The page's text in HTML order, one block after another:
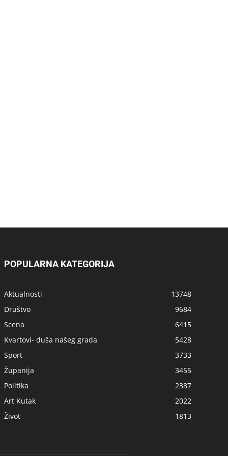
POPULARNA KATEGORIJA
Aktualnosti
13748
Društvo
9684
Scena
6415
Kvartovi- duša našeg grada
5428
Sport
3733
Županija
3455
Politika
2387
Art Kutak
2022
Život
1813